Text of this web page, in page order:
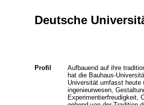
Deutsche
Profil
Aufbauend auf ihre
hat die Bauhaus-
Universität umfasst heute
ingenieurwesen,
Experimentierfreudigkeit,